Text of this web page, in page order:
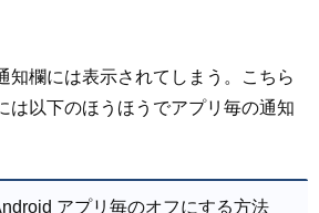
知欄には表示されてしまう。こちら
は以下のほうほうでアプリ毎の通知
アプリ毎のオフにする方法